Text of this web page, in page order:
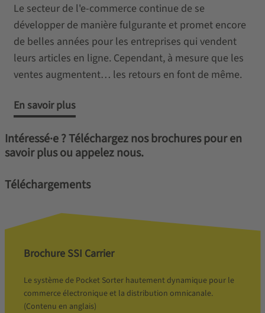
Le secteur de l'e-commerce continue de se
développer de manière fulgurante et promet encore
de belles années pour les entreprises qui vendent
leurs articles en ligne. Cependant, à mesure que les
ventes augmentent… les retours en font de même.
En savoir plus
Intéressé·e ? Téléchargez nos brochures pour en
savoir plus ou appelez nous.
Téléchargements
Brochure SSI Carrier
Le système de Pocket Sorter hautement dynamique pour le
commerce électronique et la distribution omnicanale.
(Contenu en anglais)